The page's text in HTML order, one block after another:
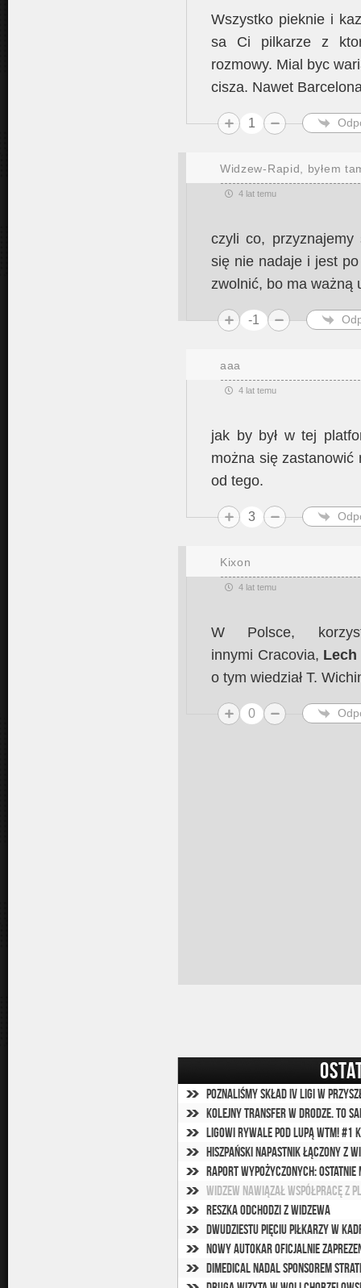
Wszystko pieknie i
sa Ci pilkarze z
rozmowy. Mial byc
cisza. Nawet
1
Widzew-Rapid, byłem
4 lat temu
czyli co,
się nie nadaje i jest
zwolnić, bo ma ważną
-1
aaa
4 lat temu
jak by był w tej
można się
od tego.
3
Kixon
4 lat temu
W Polsce,
innymi Cracovia,
o tym wiedział T.
0
Poznaliśmy skład IV ligi w
Kolejny transfer w drodze. To
Ligowi rywale pod lupą WTM! #1
Hiszpański napastnik łączony z
Raport wypożyczonych: Ostatnie
Widzew nawiązał współpracę
Reszka odchodzi z Widzewa
Dwudziestu pięciu piłkarzy w
Nowy autokar oficjalnie
DiMedical nadal sponsorem